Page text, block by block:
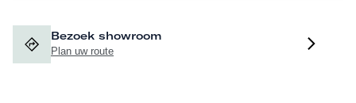
nummer, banknummer, rijbewijsnummer en geboortedatum
aan en binnen 24 uur weet u of de aanvraag is
Bezoek showroom
Plan uw route